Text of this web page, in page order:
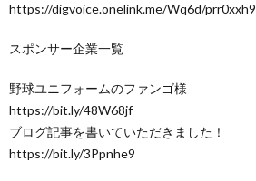
https://digvoice.onelink.me/Wq6d/prr0xxh9
スポンサー企業一覧
野球ユニフォームのファンゴ様
https://bit.ly/48W68jf
ブログ記事を書いていただきました！
https://bit.ly/3Ppnhe9